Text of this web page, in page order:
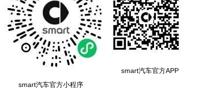
smart汽车官方小程序
smart汽车官方APP